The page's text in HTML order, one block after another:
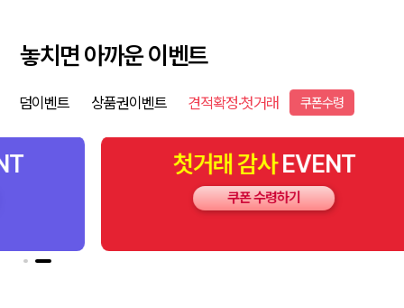
놓치면 아까운 이벤트
덤이벤트 상품권이벤트 견적확정·첫거래 쿠폰수령
감사EVENT
쿠폰 수령하기